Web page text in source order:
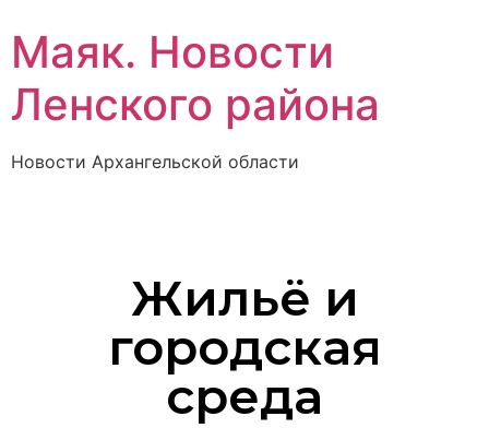
Маяк. Новости
Ленского района
Новости Архангельской области
Жильё и
городская
среда